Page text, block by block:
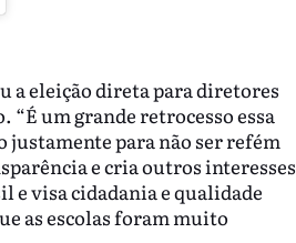
a eleição direta para diretores
um grande retrocesso essa
justamente para não ser refém
e cria outros interesses
e visa cidadania e qualidade
as escolas foram muito